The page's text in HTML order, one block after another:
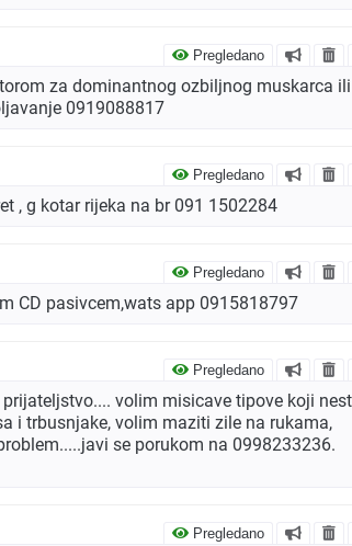
Pregledano
za dominantnog ozbiljnog muskarca ili
0919088817
Pregledano
, g kotar rijeka na br 091 1502284
Pregledano
CD pasivcem,wats app 0915818797
Pregledano
volim misicave tipove koji
i trbusnjake, volim maziti zile na rukama,
se porukom na 0998233236.
Pregledano